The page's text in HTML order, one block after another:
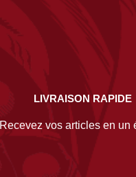
LIVRAISON RAPIDE
Recevez vos articles en un